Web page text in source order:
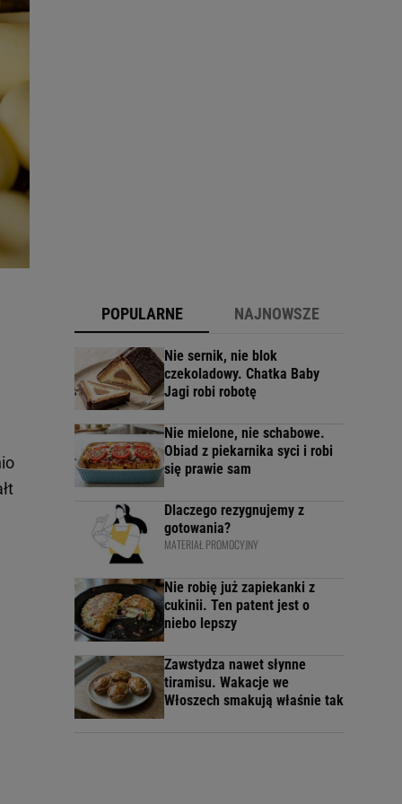
POPULARNE NAJNOWSZE
Nie sernik, nie blok
czekoladowy. Chatka Baby
Jagi robi robotę
Nie mielone, nie schabowe.
Obiad z piekarnika syci i robi
się prawie sam
Dlaczego rezygnujemy z
gotowania?
MATERIAŁ PROMOCYJNY
Nie robię już zapiekanki z
cukinii. Ten patent jest o
niebo lepszy
Zawstydza nawet słynne
tiramisu. Wakacje we
Włoszech smakują właśnie tak